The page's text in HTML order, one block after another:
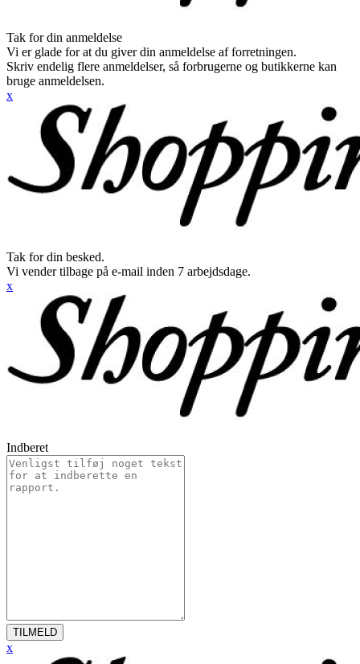
Tak for din anmeldelse
Vi er glade for at du giver din anmeldelse af forretningen.
Skriv endelig flere anmeldelser, så forbrugerne og butikkerne kan
bruge anmeldelsen.
x
Tak for din besked.
Vi vender tilbage på e-mail inden 7 arbejdsdage.
x
Indberet
TILMELD
x